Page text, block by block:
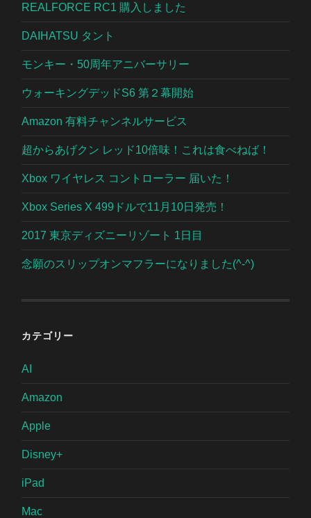
REALFORCE RC1 購入しました
DAIHATSU タント
モンキー・50周年アニバーサリー
ウォーキングデッドS6 第２幕開始
Amazon 有料チャンネルサービス
超からあげクン レッド10倍味！これは食べねば！
Xbox ワイヤレス コントローラー 届いた！
Xbox Series X 499ドルで11月10日発売！
2017 東京ディズニーリゾート 1日目
念願のスリップオンマフラーになりました(^-^)
カテゴリー
AI
Amazon
Apple
Disney+
iPad
Mac